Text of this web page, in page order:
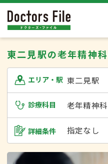
東二見駅の老年精神科
エリア・駅 東二見駅
診療科目 老年精神科
詳細条件 指定なし